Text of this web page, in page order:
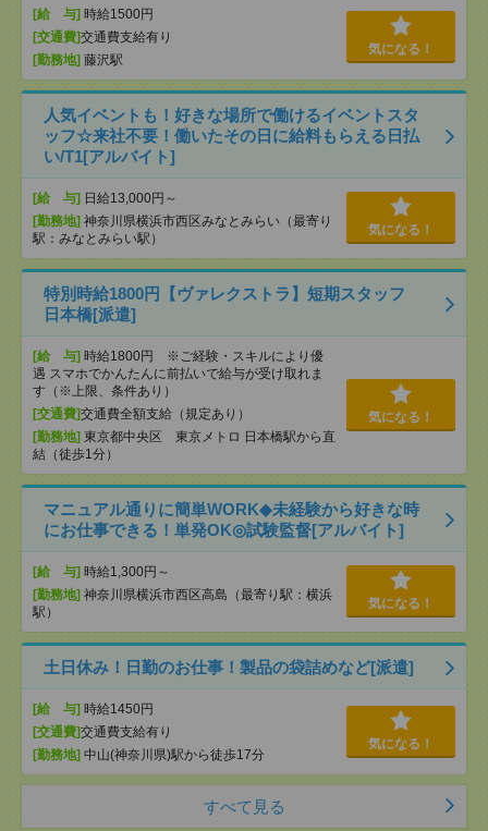
[給 与] 時給1500円
[交通費]交通費支給有り
[勤務地] 藤沢駅
気になる！
人気イベントも！好きな場所で働けるイベントスタ
ッフ☆来社不要！働いたその日に給料もらえる日払
い/T1[アルバイト]
[給 与] 日給13,000円～
[勤務地] 神奈川県横浜市西区みなとみらい（最寄り
駅：みなとみらい駅）
気になる！
特別時給1800円【ヴァレクストラ】短期スタッフ
日本橋[派遣]
[給 与] 時給1800円 ※ご経験・スキルにより優
遇 スマホでかんたんに前払いで給与が受け取れま
す（※上限、条件あり）
[交通費]交通費全額支給（規定あり）
[勤務地] 東京都中央区 東京メトロ 日本橋駅から直
結（徒歩1分）
気になる！
マニュアル通りに簡単WORK◆未経験から好きな時
にお仕事できる！単発OK◎試験監督[アルバイト]
[給 与] 時給1,300円～
[勤務地] 神奈川県横浜市西区高島（最寄り駅：横浜
駅）
気になる！
土日休み！日勤のお仕事！製品の袋詰めなど[派遣]
[給 与] 時給1450円
[交通費]交通費支給有り
[勤務地] 中山(神奈川県)駅から徒歩17分
気になる！
すべて見る